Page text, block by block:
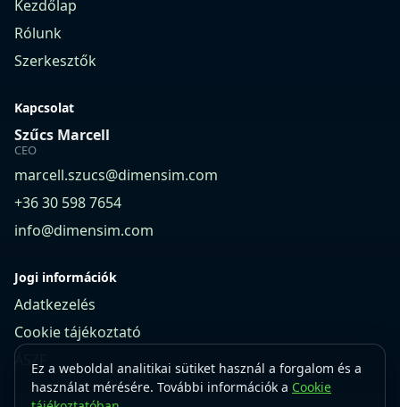
Ez a weboldal analitikai sütiket használ a forgalom és a
használat mérésére. További információk a Cookie
Kezdőlap
Rólunk
Szerkesztők
Kapcsolat
Szűcs Marcell
CEO
marcell.szucs@dimensim.com
+36 30 598 7654
info@dimensim.com
Jogi információk
Adatkezelés
Cookie tájékoztató
ÁSZF